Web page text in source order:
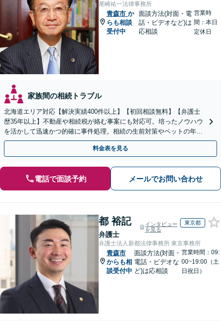
尾崎祐一法律事務所
青森市 か
らも相談
受付中
面談方法(対面・電
話・ビデオなど)は
応相談
営業時
間：本日
定休日
家族間の相続トラブル
北海道エリア対応【解決実績400件以上】【初回相談無料】【弁護士
歴35年以上】不動産や相続税が絡む事案にも対応可。培ったノウハウ
を活かして迅速かつ的確に事件処理。相続の生前対策やペットの年金
システムもお任せ【完全個室】【自衛隊前駅8分】
料金表を見る
電話で面談予約 メールでお問い合わせ
都 裕記
弁護士
インタビュー
を見る
東京都
弁護士法人新都法律事務所 東京事務所
青森市
からも相
談受付中
面談方法(対面・
電話・ビデオな
ど)は応相談
営業時間：09:
00~19:00（土
日祝日）